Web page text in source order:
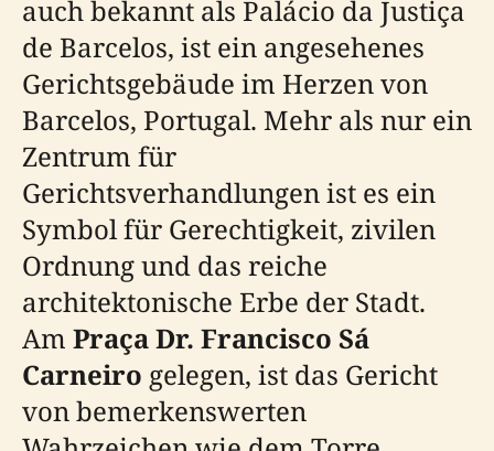
auch bekannt als Palácio da Justiça
de Barcelos, ist ein angesehenes
Gerichtsgebäude im Herzen von
Barcelos, Portugal. Mehr als nur ein
Zentrum für
Gerichtsverhandlungen ist es ein
Symbol für Gerechtigkeit, zivilen
Ordnung und das reiche
architektonische Erbe der Stadt.
Am Praça Dr. Francisco Sá
Carneiro gelegen, ist das Gericht
von bemerkenswerten